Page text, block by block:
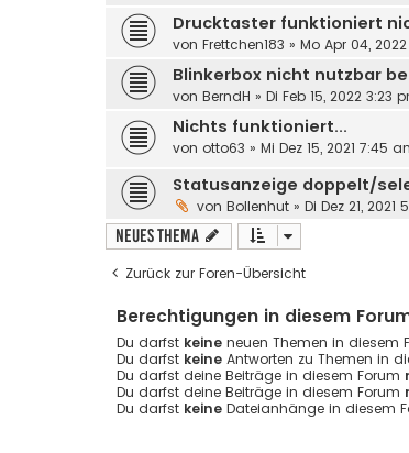
Drucktaster funktioniert
von Frettchen183 » Mo Apr 04,
Blinkerbox nicht nutzbar
von BerndH » Di Feb 15, 2022 3:23
Nichts funktioniert...
von otto63 » Mi Dez 15, 2021 7:45
Statusanzeige doppelt/
von Bollenhut » Di Dez 21, 2021
Neues Thema
Zurück zur Foren-Übersicht
Berechtigungen in diesem
Du darfst keine neuen Themen in diesem
Du darfst keine Antworten zu Themen in
Du darfst deine Beiträge in diesem Forum
Du darfst deine Beiträge in diesem Forum
Du darfst keine Dateianhänge in diesem